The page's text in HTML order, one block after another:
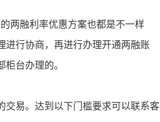
两融利率优惠方案也都是不一样
进行协商，再进行办理开通两融账
台办理的。
交易。达到以下门槛要求可以联系客